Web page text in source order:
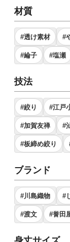
材質
#透け素材 #
#綸子 #塩瀬
技法
#絞り #江戸
#加賀友禅 #
#板締め絞り
ブランド
#川島織物 #
#渡文 #誉田